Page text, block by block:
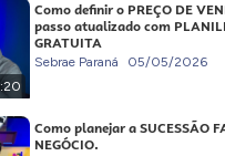
Como definir o PREÇO DE
passo atualizado com
GRATUITA
Sebrae Paraná 05/05/2026
Como planejar a SUCESSÃO
NEGÓCIO.